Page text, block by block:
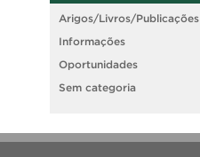
Arigos/Livros/Publicações
Informações
Oportunidades
Sem categoria